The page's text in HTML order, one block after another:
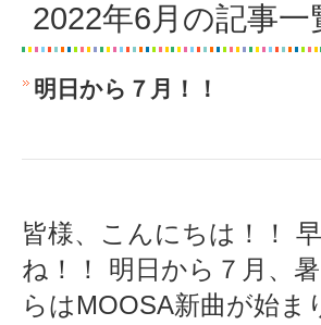
2022年6月の記事一
明日から７月！！
皆様、こんにちは！！
ね！！ 明日から７月、
らはMOOSA新曲が始